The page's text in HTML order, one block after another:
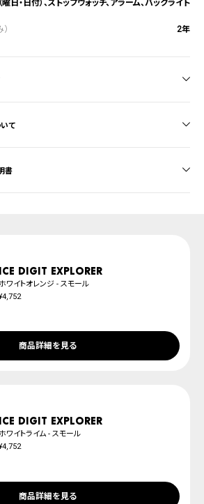
日・日付）、ストップウォッチ、アラーム、バックライト
2年
させて頂きます。
て
発送
け予定での発送となります。
書
ICE digit explorer
ホワイトオレンジ - スモール
商品詳細を見る
ICE digit explorer
ホワイトライム - スモール
商品詳細を見る